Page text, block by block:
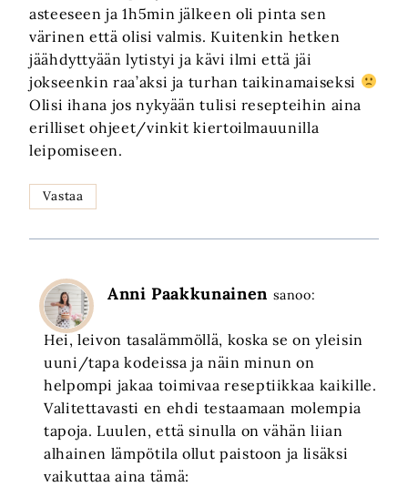
asteeseen ja 1h5min jälkeen oli pinta sen
värinen että olisi valmis. Kuitenkin hetken
jäähdyttyään lytistyi ja kävi ilmi että jäi
jokseenkin raa’aksi ja turhan taikinamaiseksi
Olisi ihana jos nykyään tulisi resepteihin aina
erilliset ohjeet/vinkit kiertoilmauunilla
leipomiseen.
Vastaa
Anni Paakkunainen sanoo:
Hei, leivon tasalämmöllä, koska se on yleisin
uuni/tapa kodeissa ja näin minun on
helpompi jakaa toimivaa reseptiikkaa kaikille.
Valitettavasti en ehdi testaamaan molempia
tapoja. Luulen, että sinulla on vähän liian
alhainen lämpötila ollut paistoon ja lisäksi
vaikuttaa aina tämä: